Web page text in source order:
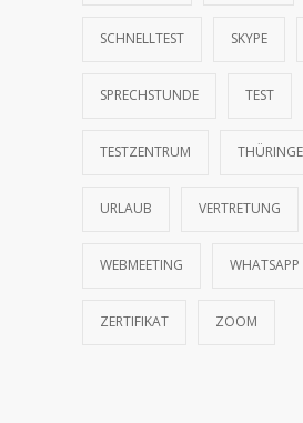
15.03.2019
Weiterbildung – Praxis
17.10.2016
SCHNELLTEST SKYPE
SPRECHSTUNDE TEST
TESTZENTRUM
URLAUB VERTRETUNG
WEBMEETING WHATSAPP
ZERTIFIKAT ZOOM